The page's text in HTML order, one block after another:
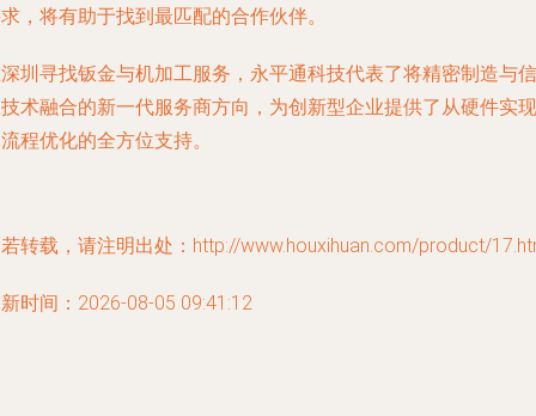
，将有助于找到最匹配的合作伙伴。
圳寻找钣金与机加工服务，永平通科技代表了将精密制造与信
术融合的新一代服务商方向，为创新型企业提供了从硬件实现
程优化的全方位支持。
转载，请注明出处：http://www.houxihuan.com/product/
时间：2026-08-05 09:41:12